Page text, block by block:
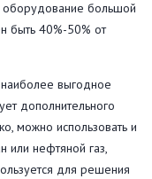
оборудование большой
быть 40%-50% от
выгодное
дополнительного
можно использовать и
или нефтяной газ,
для решения